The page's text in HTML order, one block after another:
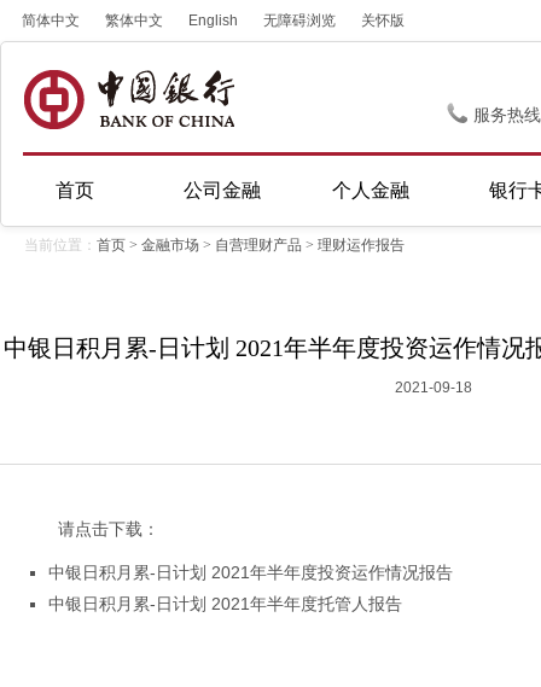
简体中文 繁体中文 English 无障碍浏览 关怀版
服务热
首页 公司金融 个人金融 银行
当前位置： 首页 > 金融市场 > 自营理财产品 > 理财运作报告
中银日积月累-日计划 2021年半年度投资运作情况
2021-09-18
请点击下载：
中银日积月累-日计划 2021年半年度投资运作情况报告
中银日积月累-日计划 2021年半年度托管人报告